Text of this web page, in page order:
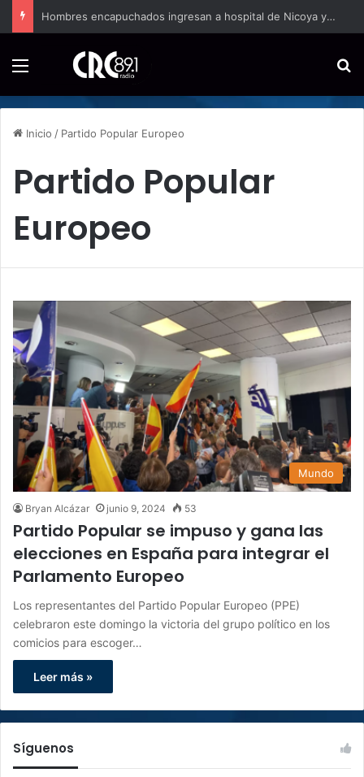
Hombres encapuchados ingresan a hospital de Nicoya y matan a paciente a balazos
Inicio / Partido Popular Europeo
Partido Popular
Europeo
Mundo
Bryan Alcázar junio 9, 2024 53
Partido Popular se impuso y gana las
elecciones en España para integrar el
Parlamento Europeo
Los representantes del Partido Popular Europeo (PPE)
celebraron este domingo la victoria del grupo político en los
comicios para escoger…
Leer más »
Síguenos